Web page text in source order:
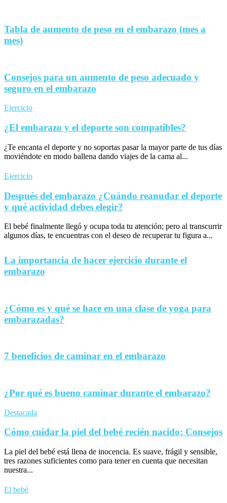
Tabla de aumento de peso en el embarazo (mes a
mes)
Consejos para un aumento de peso adecuado y
seguro en el embarazo
Ejercicio
¿El embarazo y el deporte son compatibles?
¿Te encanta el deporte y no soportas pasar la mayor parte de tus días
moviéndote en modo ballena dando viajes de la cama al...
Ejercicio
Después del embarazo ¿Cuándo reanudar el deporte
y qué actividad debes elegir?
El bebé finalmente llegó y ocupa toda tu atención; pero al transcurrir
algunos días, te encuentras con el deseo de recuperar tu figura a...
La importancia de hacer ejercicio durante el
embarazo
¿Cómo es y qué se hace en una clase de yoga para
embarazadas?
7 beneficios de caminar en el embarazo
¿Por qué es bueno caminar durante el embarazo?
Destacada
Cómo cuidar la piel del bebé recién nacido: Consejos
La piel del bebé está llena de inocencia. Es suave, frágil y sensible,
tres razones suficientes como para tener en cuenta que necesitan
nuestra...
El bebé